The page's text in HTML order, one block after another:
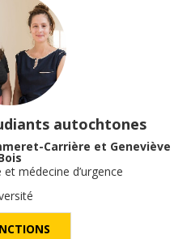
autochtones
Carrière et Geneviève
médecine d’urgence